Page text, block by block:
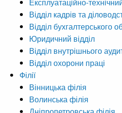
Відділ кадрів та
Відділ бухгалтерського
Юридичний відділ
Відділ внутрішнього
Відділ охорони праці
Філії
Вінницька філія
Волинська філія